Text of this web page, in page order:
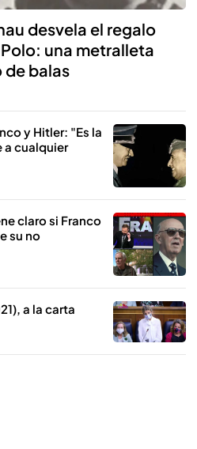
desvela el regalo
una metralleta
de balas
y Hitler: "Es la
a cualquier
claro si Franco
su no
a la carta